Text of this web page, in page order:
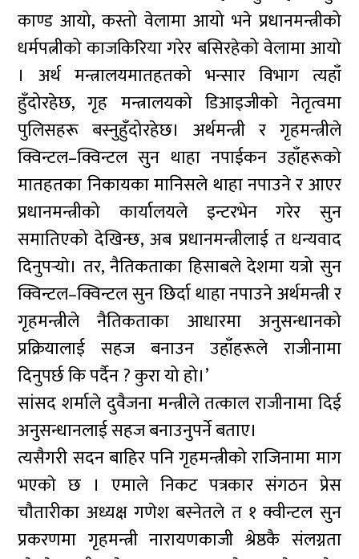
काण्ड आयो, कस्तो वेलामा आयो भने प्रधानमन्त्रीको
धर्मपत्नीको काजकिरिया गरेर बसिरहेको वेलामा आयो
। अर्थ मन्त्रालयमातहतको भन्सार विभाग त्यहाँ
हुँदोरहेछ, गृह मन्त्रालयको डिआइजीको नेतृत्वमा
पुलिसहरू बस्नुहुँदोरहेछ। अर्थमन्त्री र गृहमन्त्रीले
क्विन्टल–क्विन्टल सुन थाहा नपाईकन उहाँहरूको
मातहतका निकायका मानिसले थाहा नपाउने र आएर
प्रधानमन्त्रीको कार्यालयले इन्टरभेन गरेर सुन
समातिएको देखिन्छ, अब प्रधानमन्त्रीलाई त धन्यवाद
दिनुपर्‍याे। तर, नैतिकताका हिसाबले देशमा यत्रो सुन
क्विन्टल–क्विन्टल सुन छिर्दा थाहा नपाउने अर्थमन्त्री र
गृहमन्त्रीले नैतिकताका आधारमा अनुसन्धानको
प्रक्रियालाई सहज बनाउन उहाँहरूले राजीनामा
दिनुपर्छ कि पर्दैन ? कुरा यो हो।’
सांसद शर्माले दुवैजना मन्त्रीले तत्काल राजीनामा दिई
अनुसन्धानलाई सहज बनाउनुपर्ने बताए।
त्यसैगरी सदन बाहिर पनि गृहमन्त्रीको राजिनामा माग
भएकाे छ । एमाले निकट पत्रकार संगठन प्रेस
चाैतारीका अध्यक्ष गणेश बस्नेतले त १ क्वीन्टल सुन
प्रकरणमा गृहमन्त्री नारायणकाजी श्रेष्ठकै संलग्नता